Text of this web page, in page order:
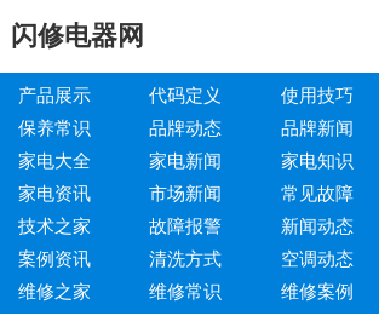
闪修电器网
产品展示 代码定义 使用技巧
保养常识
品牌动态 品牌新闻
家电大全
家电新闻 家电知识
家电资讯
市场新闻 常见故障
技术之家
故障报警 新闻动态
案例资讯
清洗方式 空调动态
维修之家
维修常识 维修案例